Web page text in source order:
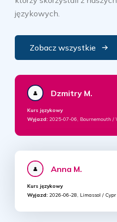
językowych.
Zobacz wszystkie
Dzmitry M.
Kurs językowy
Wyjazd: 2025-07-06, Bournemouth /
Anna M.
Kurs językowy
Wyjazd: 2026-06-28, Limassol / Cypr